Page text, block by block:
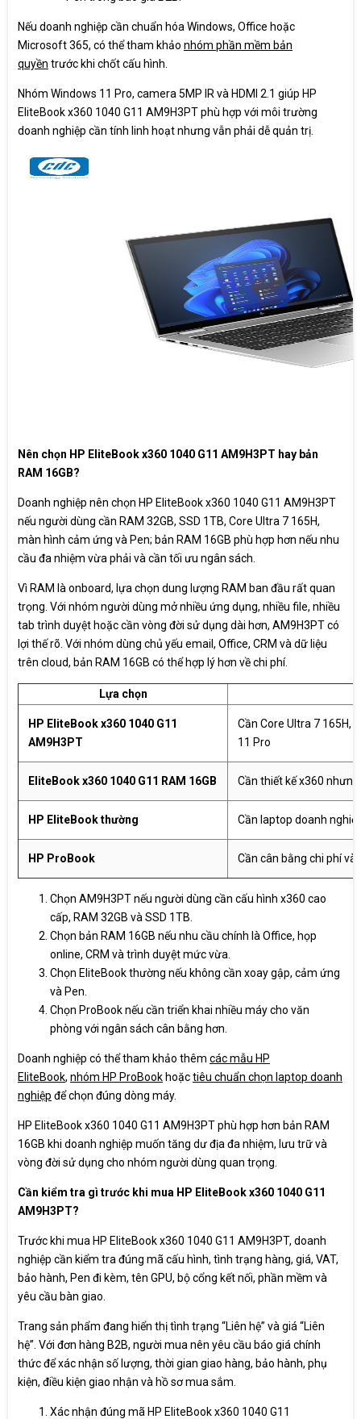
Nếu doanh nghiệp cần chuẩn hóa Windows, Office hoặc
Microsoft 365, có thể tham khảo nhóm phần mềm bản
quyền trước khi chốt cấu hình.
Nhóm Windows 11 Pro, camera 5MP IR và HDMI 2.1 giúp HP
EliteBook x360 1040 G11 AM9H3PT phù hợp với môi trường
doanh nghiệp cần tính linh hoạt nhưng vẫn phải dễ quản trị.
Nên chọn HP EliteBook x360 1040 G11 AM9H3PT hay bản
RAM 16GB?
Doanh nghiệp nên chọn HP EliteBook x360 1040 G11 AM9H3PT
nếu người dùng cần RAM 32GB, SSD 1TB, Core Ultra 7 165H,
màn hình cảm ứng và Pen; bản RAM 16GB phù hợp hơn nếu nhu
cầu đa nhiệm vừa phải và cần tối ưu ngân sách.
Vì RAM là onboard, lựa chọn dung lượng RAM ban đầu rất quan
trọng. Với nhóm người dùng mở nhiều ứng dụng, nhiều file, nhiều
tab trình duyệt hoặc cần vòng đời sử dụng dài hơn, AM9H3PT có
lợi thế rõ. Với nhóm dùng chủ yếu email, Office, CRM và dữ liệu
trên cloud, bản RAM 16GB có thể hợp lý hơn về chi phí.
Lựa chọn
HP EliteBook x360 1040 G11
AM9H3PT
Cần Core Ultra 7 165H,
11 Pro
EliteBook x360 1040 G11 RAM 16GB Cần thiết kế x360
HP EliteBook thường Cần laptop doanh
HP ProBook Cần cân bằng chi phí
Chọn AM9H3PT nếu người dùng cần cấu hình x360 cao
cấp, RAM 32GB và SSD 1TB.
Chọn bản RAM 16GB nếu nhu cầu chính là Office, họp
online, CRM và trình duyệt mức vừa.
Chọn EliteBook thường nếu không cần xoay gập, cảm ứng
và Pen.
Chọn ProBook nếu cần triển khai nhiều máy cho văn
phòng với ngân sách cân bằng hơn.
Doanh nghiệp có thể tham khảo thêm các mẫu HP
EliteBook, nhóm HP ProBook hoặctiêu chuẩn chọn laptop doanh
nghiệp để chọn đúng dòng máy.
HP EliteBook x360 1040 G11 AM9H3PT phù hợp hơn bản RAM
16GB khi doanh nghiệp muốn tăng dư địa đa nhiệm, lưu trữ và
vòng đời sử dụng cho nhóm người dùng quan trọng.
Cần kiểm tra gì trước khi mua HP EliteBook x360 1040 G11
AM9H3PT?
Trước khi mua HP EliteBook x360 1040 G11 AM9H3PT, doanh
nghiệp cần kiểm tra đúng mã cấu hình, tình trạng hàng, giá, VAT,
bảo hành, Pen đi kèm, tên GPU, bộ cổng kết nối, phần mềm và
yêu cầu bàn giao.
Trang sản phẩm đang hiển thị tình trạng “Liên hệ” và giá “Liên
hệ”. Với đơn hàng B2B, người mua nên yêu cầu báo giá chính
thức để xác nhận số lượng, thời gian giao hàng, bảo hành, phụ
kiện, điều kiện giao nhận và hồ sơ mua sắm.
Xác nhận đúng mã HP EliteBook x360 1040 G11